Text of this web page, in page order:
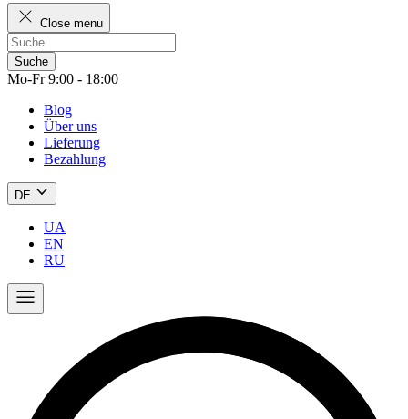
Close menu
Suche
Mo-Fr 9:00 - 18:00
Blog
Über uns
Lieferung
Bezahlung
DE
UA
EN
RU